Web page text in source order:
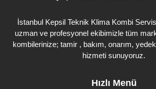
İstanbul Kepsil Teknik Klima Kombi
uzman ve profesyonel ekibimizle tüm
kombilerinize; tamir , bakım, onarım,
hizmeti sunuyoruz.
Hızlı Menü